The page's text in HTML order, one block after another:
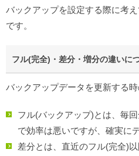
バックアップを設定する際に考
です。
フル(完全)・差分・増分の違いに
バックアップデータを更新する時
フル(バックアップ)とは、毎
で効率は悪いですが、確実に
差分とは、直近のフル(完全)